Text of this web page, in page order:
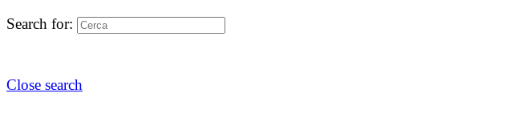
Search for:
Close search